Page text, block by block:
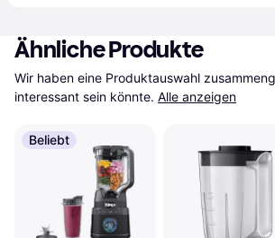
Ähnliche Produkte
Wir haben eine Produktauswahl
interessant sein könnte. Alle anzeigen
Beliebt